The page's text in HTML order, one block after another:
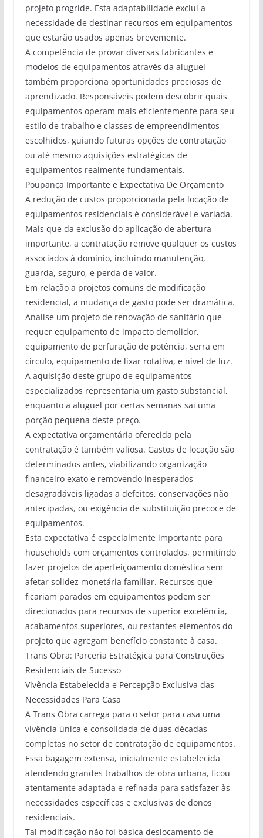
projeto progride. Esta adaptabilidade exclui a
necessidade de destinar recursos em equipamentos
que estarão usados apenas brevemente.
A competência de provar diversas fabricantes e
modelos de equipamentos através da aluguel
também proporciona oportunidades preciosas de
aprendizado. Responsáveis podem descobrir quais
equipamentos operam mais eficientemente para seu
estilo de trabalho e classes de empreendimentos
escolhidos, guiando futuras opções de contratação
ou até mesmo aquisições estratégicas de
equipamentos realmente fundamentais.
Poupança Importante e Expectativa De Orçamento
A redução de custos proporcionada pela locação de
equipamentos residenciais é considerável e variada.
Mais que da exclusão do aplicação de abertura
importante, a contratação remove qualquer os custos
associados à domínio, incluindo manutenção,
guarda, seguro, e perda de valor.
Em relação a projetos comuns de modificação
residencial, a mudança de gasto pode ser dramática.
Analise um projeto de renovação de sanitário que
requer equipamento de impacto demolidor,
equipamento de perfuração de potência, serra em
círculo, equipamento de lixar rotativa, e nível de luz.
A aquisição deste grupo de equipamentos
especializados representaria um gasto substancial,
enquanto a aluguel por certas semanas sai uma
porção pequena deste preço.
A expectativa orçamentária oferecida pela
contratação é também valiosa. Gastos de locação são
determinados antes, viabilizando organização
financeiro exato e removendo inesperados
desagradáveis ligadas a defeitos, conservações não
antecipadas, ou exigência de substituição precoce de
equipamentos.
Esta expectativa é especialmente importante para
households com orçamentos controlados, permitindo
fazer projetos de aperfeiçoamento doméstica sem
afetar solidez monetária familiar. Recursos que
ficariam parados em equipamentos podem ser
direcionados para recursos de superior excelência,
acabamentos superiores, ou restantes elementos do
projeto que agregam benefício constante à casa.
Trans Obra: Parceria Estratégica para Construções
Residenciais de Sucesso
Vivência Estabelecida e Percepção Exclusiva das
Necessidades Para Casa
A Trans Obra carrega para o setor para casa uma
vivência única e consolidada de duas décadas
completas no setor de contratação de equipamentos.
Essa bagagem extensa, inicialmente estabelecida
atendendo grandes trabalhos de obra urbana, ficou
atentamente adaptada e refinada para satisfazer às
necessidades específicas e exclusivas de donos
residenciais.
Tal modificação não foi básica deslocamento de